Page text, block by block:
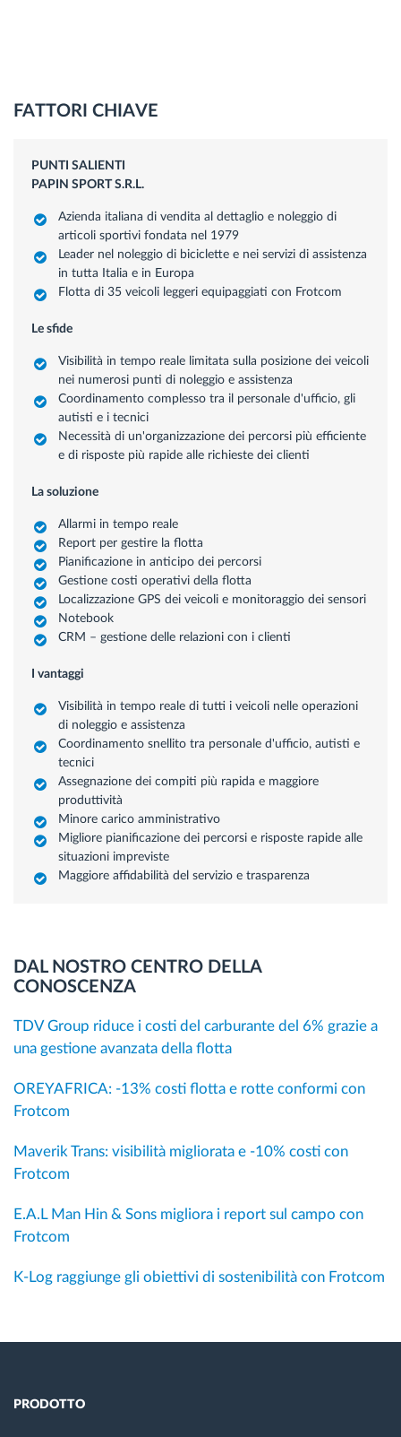
FATTORI CHIAVE
PUNTI SALIENTI
PAPIN SPORT S.R.L.
Azienda italiana di vendita al dettaglio e noleggio di
articoli sportivi fondata nel 1979
Leader nel noleggio di biciclette e nei servizi di assistenza
in tutta Italia e in Europa
Flotta di 35 veicoli leggeri equipaggiati con Frotcom
Le sfide
Visibilità in tempo reale limitata sulla posizione dei veicoli
nei numerosi punti di noleggio e assistenza
Coordinamento complesso tra il personale d'ufficio, gli
autisti e i tecnici
Necessità di un'organizzazione dei percorsi più efficiente
e di risposte più rapide alle richieste dei clienti
La soluzione
Allarmi in tempo reale
Report per gestire la flotta
Pianificazione in anticipo dei percorsi
Gestione costi operativi della flotta
Localizzazione GPS dei veicoli e monitoraggio dei sensori
Notebook
CRM – gestione delle relazioni con i clienti
I vantaggi
Visibilità in tempo reale di tutti i veicoli nelle operazioni
di noleggio e assistenza
Coordinamento snellito tra personale d'ufficio, autisti e
tecnici
Assegnazione dei compiti più rapida e maggiore
produttività
Minore carico amministrativo
Migliore pianificazione dei percorsi e risposte rapide alle
situazioni impreviste
Maggiore affidabilità del servizio e trasparenza
DAL NOSTRO CENTRO DELLA
CONOSCENZA
TDV Group riduce i costi del carburante del 6% grazie a
una gestione avanzata della flotta
OREYAFRICA: -13% costi flotta e rotte conformi con
Frotcom
Maverik Trans: visibilità migliorata e -10% costi con
Frotcom
E.A.L Man Hin & Sons migliora i report sul campo con
Frotcom
K-Log raggiunge gli obiettivi di sostenibilità con Frotcom
PRODOTTO